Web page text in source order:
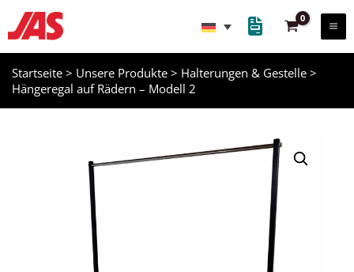
Zum
Inhalt
springen
Startseite > Unsere Produkte > Halterungen & Gestelle >
Hängeregal auf Rädern – Modell 2